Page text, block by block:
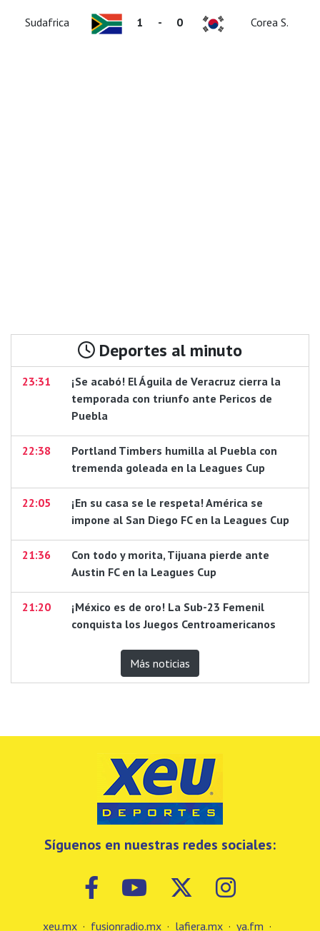
Sudafrica 1 - 0 Corea S.
Deportes al minuto
23:31
¡Se acabó! El Águila de Veracruz cierra la
temporada con triunfo ante Pericos de
Puebla
22:38
Portland Timbers humilla al Puebla con
tremenda goleada en la Leagues Cup
22:05
¡En su casa se le respeta! América se
impone al San Diego FC en la Leagues Cup
21:36
Con todo y morita, Tijuana pierde ante
Austin FC en la Leagues Cup
21:20
¡México es de oro! La Sub-23 Femenil
conquista los Juegos Centroamericanos
Más noticias
Síguenos en nuestras redes sociales:
xeu.mx · fusionradio.mx · lafiera.mx · ya.fm ·